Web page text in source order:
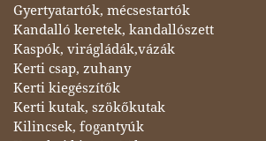
Gyertyatartók, mécsestartók
Kandalló keretek, kandallószett
Kaspók, virágládák,vázák
Kerti csap, zuhany
Kerti kiegészítők
Kerti kutak, szökőkutak
Kilincsek, fogantyúk